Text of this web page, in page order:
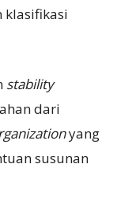
klasifikasi
stability
dari
yang
susunan